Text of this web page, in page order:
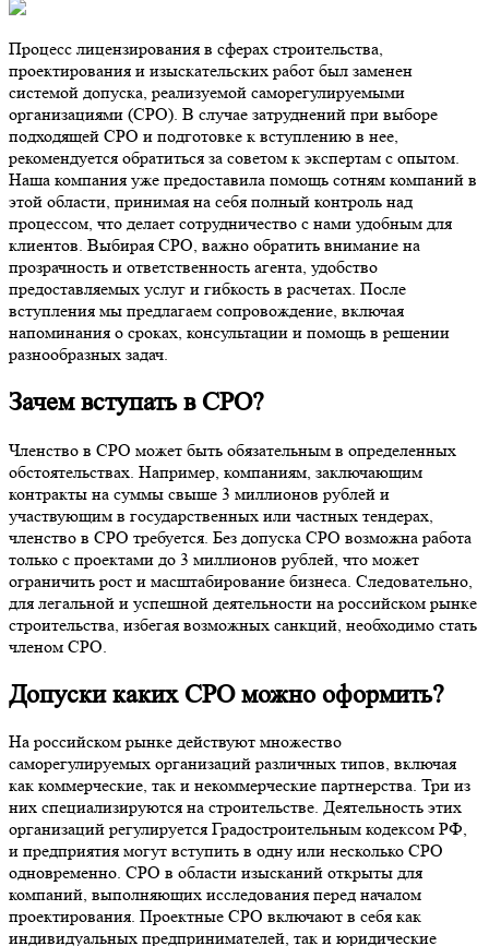
Процесс лицензирования в сферах строительства,
проектирования и изыскательских работ был заменен
системой допуска, реализуемой саморегулируемыми
организациями (СРО). В случае затруднений при выборе
подходящей СРО и подготовке к вступлению в нее,
рекомендуется обратиться за советом к экспертам с опытом.
Наша компания уже предоставила помощь сотням компаний в
этой области, принимая на себя полный контроль над
процессом, что делает сотрудничество с нами удобным для
клиентов. Выбирая СРО, важно обратить внимание на
прозрачность и ответственность агента, удобство
предоставляемых услуг и гибкость в расчетах. После
вступления мы предлагаем сопровождение, включая
напоминания о сроках, консультации и помощь в решении
разнообразных задач.
Зачем вступать в СРО?
Членство в СРО может быть обязательным в определенных
обстоятельствах. Например, компаниям, заключающим
контракты на суммы свыше 3 миллионов рублей и
участвующим в государственных или частных тендерах,
членство в СРО требуется. Без допуска СРО возможна работа
только с проектами до 3 миллионов рублей, что может
ограничить рост и масштабирование бизнеса. Следовательно,
для легальной и успешной деятельности на российском рынке
строительства, избегая возможных санкций, необходимо стать
членом СРО.
Допуски каких СРО можно оформить?
На российском рынке действуют множество
саморегулируемых организаций различных типов, включая
как коммерческие, так и некоммерческие партнерства. Три из
них специализируются на строительстве. Деятельность этих
организаций регулируется Градостроительным кодексом РФ,
и предприятия могут вступить в одну или несколько СРО
одновременно. СРО в области изысканий открыты для
компаний, выполняющих исследования перед началом
проектирования. Проектные СРО включают в себя как
индивидуальных предпринимателей, так и юридические